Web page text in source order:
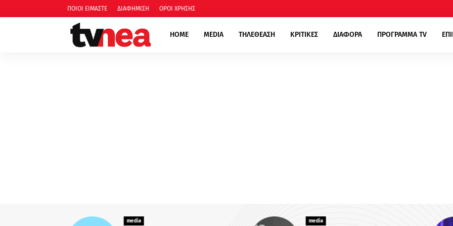
ΠΟΙΟΙ ΕΙΜΑΣΤΕ ΔΙΑΦΗΜΙΣΗ ΟΡΟΙ ΧΡΗΣΗΣ
HOME MEDIA ΤΗΛΕΘΕΑΣΗ ΚΡΙΤΙΚΕΣ ΔΙΑΦΟΡΑ ΠΡΟΓΡΑΜΜΑ TV
media media